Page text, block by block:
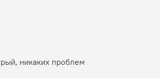
никаких проблем